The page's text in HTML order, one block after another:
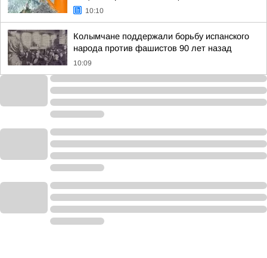
10:10
Колымчане поддержали борьбу испанского
народа против фашистов 90 лет назад
10:09